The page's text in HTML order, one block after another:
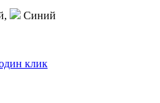
,
Синий
клик